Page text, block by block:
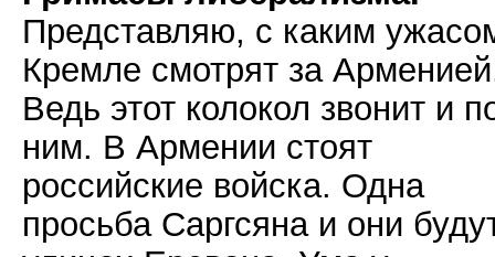
Представляю, с каким
Кремле смотрят за
Ведь этот колокол звонит и
ним. В Армении стоят
российские войска. Одна
просьба Саргсяна и они